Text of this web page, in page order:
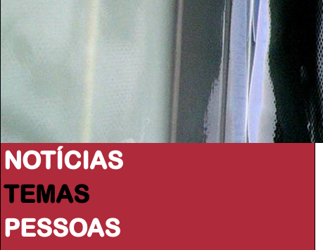
NOTÍCIAS
TEMAS
PESSOAS